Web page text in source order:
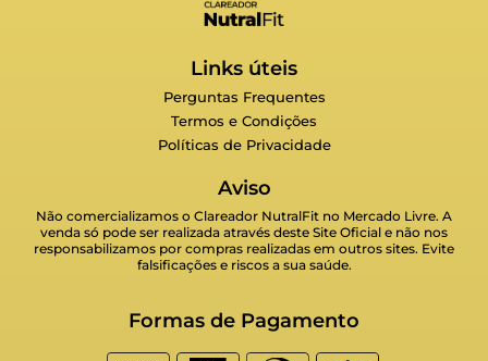
Links úteis
Perguntas Frequentes
Termos e Condições
Políticas de Privacidade
Aviso
Não comercializamos o Clareador NutralFit no Mercado Livre. A
venda só pode ser realizada através deste Site Oficial e não nos
responsabilizamos por compras realizadas em outros sites. Evite
falsificações e riscos a sua saúde.
Formas de Pagamento